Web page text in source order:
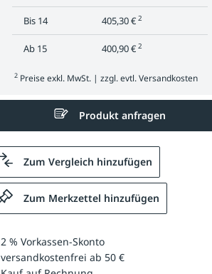
Bis 14 405,30 € 2
Ab 15 400,90 € 2
2Preise exkl. MwSt. | zzgl. evtl.Versandkosten
Produkt anfragen
Zum Vergleich hinzufügen
Zum Merkzettel hinzufügen
2 % Vorkassen-Skonto
versandkostenfrei ab 50 €